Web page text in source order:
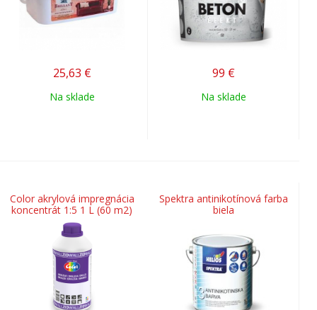
25,63 €
Na sklade
99 €
Na sklade
Color akrylová impregnácia
koncentrát 1:5 1 L (60 m2)
Spektra antinikotínová farba
biela